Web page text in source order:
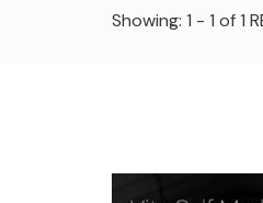
Showing: 1 - 1 of 1